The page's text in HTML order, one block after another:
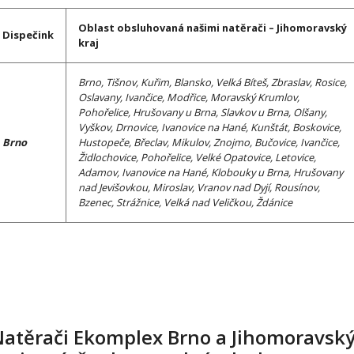
Dispečink
Oblast obsluhovaná našimi natěrači – Jihomoravský
kraj
Brno
Brno, Tišnov, Kuřim, Blansko, Velká Bíteš, Zbraslav, Rosice,
Oslavany, Ivančice, Modřice, Moravský Krumlov,
Pohořelice, Hrušovany u Brna, Slavkov u Brna, Olšany,
Vyškov, Drnovice, Ivanovice na Hané, Kunštát, Boskovice,
Hustopeče, Břeclav, Mikulov, Znojmo, Bučovice, Ivančice,
Židlochovice, Pohořelice, Velké Opatovice, Letovice,
Adamov, Ivanovice na Hané, Klobouky u Brna, Hrušovany
nad Jevišovkou, Miroslav, Vranov nad Dyjí, Rousínov,
Bzenec, Strážnice, Velká nad Veličkou, Ždánice
Ekomplex Brno a